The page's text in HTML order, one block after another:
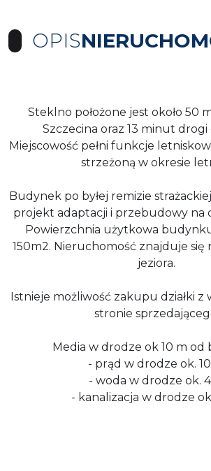
OPIS
Steklno położone jest około 50
Szczecina oraz 13 minut drogi
Miejscowość pełni funkcje
strzeżoną w okresie
Budynek po byłej remizie
projekt adaptacji i przebudowy na
Powierzchnia użytkowa
150m2. Nieruchomość znajduje się
jeziora.
Istnieje możliwość zakupu działki
stronie
Media w drodze ok 10 m
- prąd w drodze ok.
- woda w drodze ok.
- kanalizacja w drodze